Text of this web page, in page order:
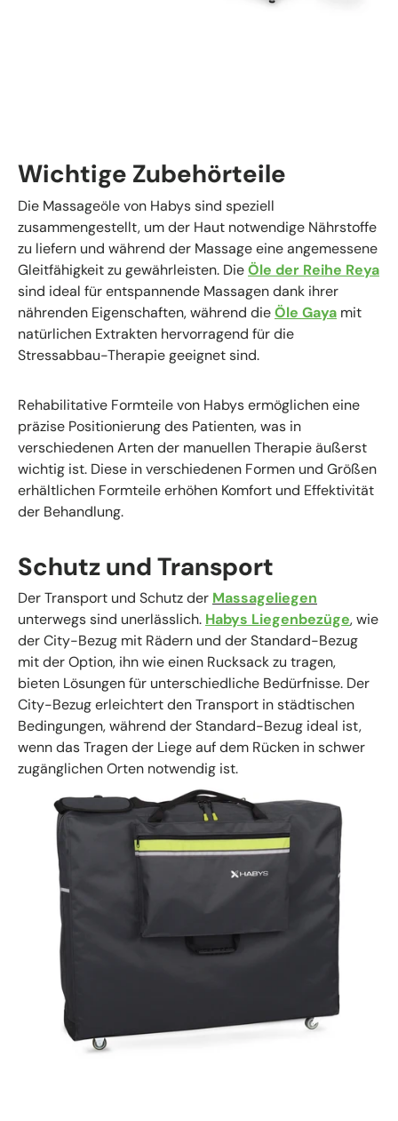
Wichtige Zubehörteile
Die Massageöle von Habys sind speziell
zusammengestellt, um der Haut notwendige Nährstoffe
zu liefern und während der Massage eine angemessene
Gleitfähigkeit zu gewährleisten. DieÖle der Reihe Reya
sind ideal für entspannende Massagen dank ihrer
nährenden Eigenschaften, während dieÖle Gaya mit
natürlichen Extrakten hervorragend für die
Stressabbau-Therapie geeignet sind.
Rehabilitative Formteile von Habys ermöglichen eine
präzise Positionierung des Patienten, was in
verschiedenen Arten der manuellen Therapie äußerst
wichtig ist. Diese in verschiedenen Formen und Größen
erhältlichen Formteile erhöhen Komfort und Effektivität
der Behandlung.
Schutz und Transport
Der Transport und Schutz der Massageliegen
unterwegs sind unerlässlich. Habys Liegenbezüge, wie
der City-Bezug mit Rädern und der Standard-Bezug
mit der Option, ihn wie einen Rucksack zu tragen,
bieten Lösungen für unterschiedliche Bedürfnisse. Der
City-Bezug erleichtert den Transport in städtischen
Bedingungen, während der Standard-Bezug ideal ist,
wenn das Tragen der Liege auf dem Rücken in schwer
zugänglichen Orten notwendig ist.